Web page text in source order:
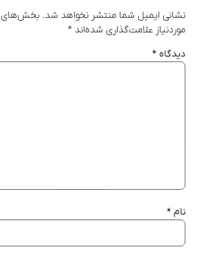
نشانی ایمیل شما منتشر نخواهد شد. بخش‌های
موردنیاز علامت‌گذاری شده‌اند *
دیدگاه *
نام *